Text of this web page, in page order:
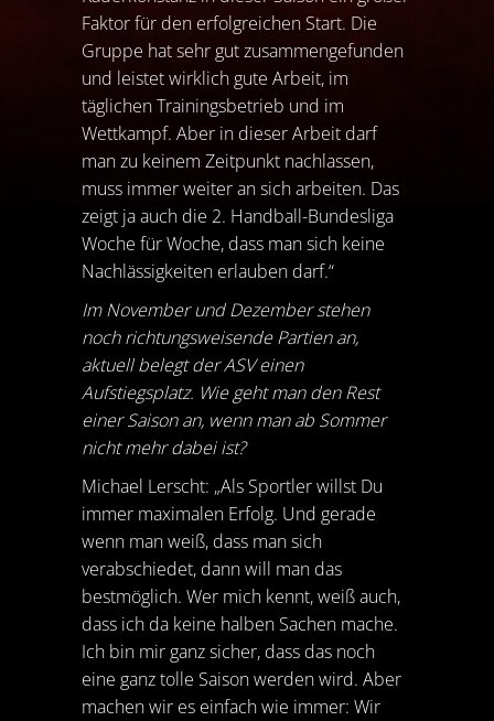
Faktor für den erfolgreichen Start. Die
Gruppe hat sehr gut zusammengefunden
und leistet wirklich gute Arbeit, im
täglichen Trainingsbetrieb und im
Wettkampf. Aber in dieser Arbeit darf
man zu keinem Zeitpunkt nachlassen,
muss immer weiter an sich arbeiten. Das
zeigt ja auch die 2. Handball-Bundesliga
Woche für Woche, dass man sich keine
Nachlässigkeiten erlauben darf.“
Im November und Dezember stehen
noch richtungsweisende Partien an,
aktuell belegt der ASV einen
Aufstiegsplatz. Wie geht man den Rest
einer Saison an, wenn man ab Sommer
nicht mehr dabei ist?
Michael Lerscht: „Als Sportler willst Du
immer maximalen Erfolg. Und gerade
wenn man weiß, dass man sich
verabschiedet, dann will man das
bestmöglich. Wer mich kennt, weiß auch,
dass ich da keine halben Sachen mache.
Ich bin mir ganz sicher, dass das noch
eine ganz tolle Saison werden wird. Aber
machen wir es einfach wie immer: Wir